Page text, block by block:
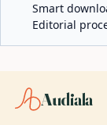
Smart
Editorial
Audiala